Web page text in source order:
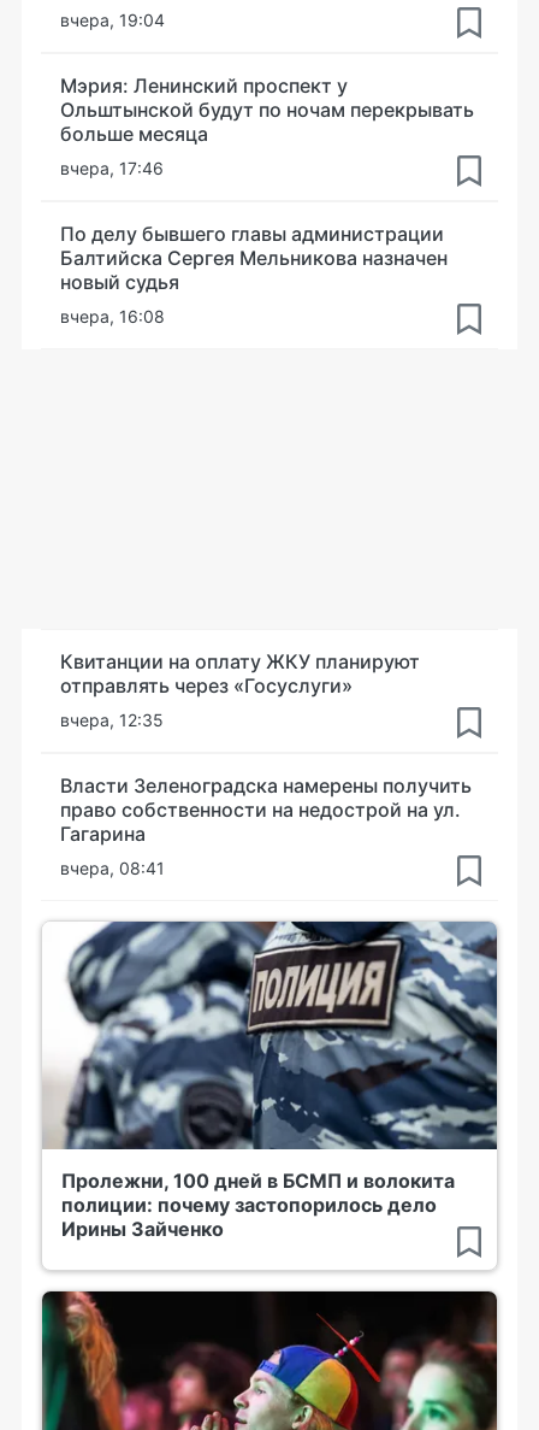
вчера, 19:04
Мэрия: Ленинский проспект у
Ольштынской будут по ночам перекрывать
больше месяца
вчера, 17:46
По делу бывшего главы администрации
Балтийска Сергея Мельникова назначен
новый судья
вчера, 16:08
Квитанции на оплату ЖКУ планируют
отправлять через «Госуслуги»
вчера, 12:35
Власти Зеленоградска намерены получить
право собственности на недострой на ул.
Гагарина
вчера, 08:41
Пролежни, 100 дней в БСМП и волокита
полиции: почему застопорилось дело
Ирины Зайченко